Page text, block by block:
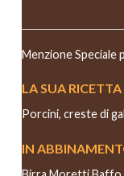
Menzione Speciale
LA SUA
Porcini, creste di
IN